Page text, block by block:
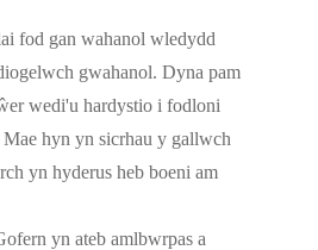
fod gan wahanol wledydd
gwahanol. Dyna pam
wedi'u hardystio i fodloni
hyn yn sicrhau y gallwch
yn hyderus heb boeni am
yn ateb amlbwrpas a